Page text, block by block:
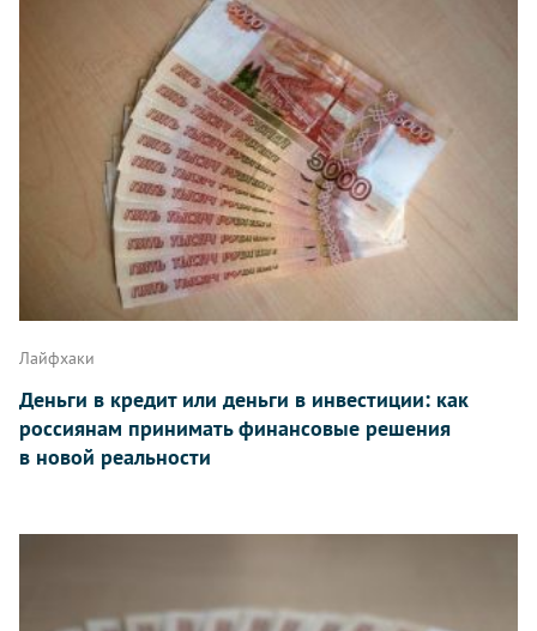
Лайфхаки
Деньги в кредит или деньги в инвестиции: как
россиянам принимать финансовые решения
в новой реальности